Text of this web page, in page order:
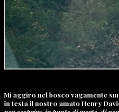
Mi aggiro nel bosco vagamente
in testa il nostro amato Henry